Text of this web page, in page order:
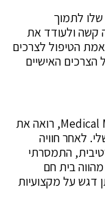
שלו לתמוך
קשה ולעודד את
הטיפול לצרכים
האישיים
אני, חיים רפופורט, מקים קליניקת Medical Massage, רואה את
לאחר חוויה
התמסרתי
מהווה בית חם
דגש על מקצועיות